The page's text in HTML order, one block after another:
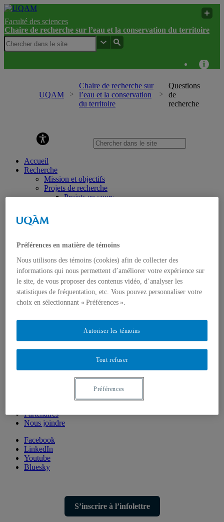
Faculté des sciences
Chaire de recherche sur l’eau et la conservation du territoire
UQAM
Chaire de recherche sur
l’eau et la conservation
du territoire
Questions
de
recherche
Accueil
Recherche
Mission et objectifs
Projets de recherche
Projets en cours
Laboratoires expérimentaux
Laboratoire naturel du Mont Covey Hill
Équipe
Collaboratrices et collaborateurs
Employées et employés
Étudiantes et étudiantes
Diffusion
Blogue
Colloque
Articles
Mémoires et thèses
Fiches synthèses de projets
Partenaires
Nous joindre
Facebook
LinkedIn
Youtube
Bluesky
S’inscrire à l’infolettre
Préférences en matière de témoins
Nous utilisons des témoins (cookies) afin de collecter des
informations qui nous permettent d’améliorer votre expérience sur
le site, de vous proposer des contenus vidéo, d’analyser les
statistiques de fréquentation, etc. Vous pouvez personnaliser votre
choix en sélectionnant « Préférences ».
Tout refuser
Autoriser les témoins
Préférences